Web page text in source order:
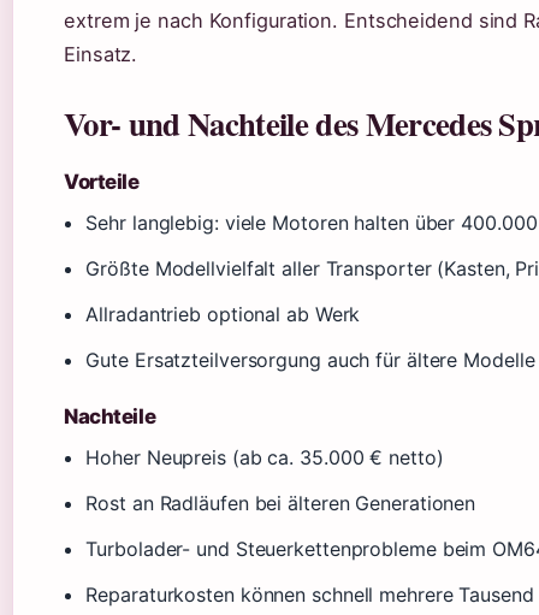
extrem je nach Konfiguration. Entscheidend sind
Einsatz.
Vor- und Nachteile des Mercedes
Vorteile
Sehr langlebig: viele Motoren halten über
Größte Modellvielfalt aller Transporter (Kasten,
Allradantrieb optional ab Werk
Gute Ersatzteilversorgung auch für ältere Modelle
Nachteile
Hoher Neupreis (ab ca. 35.000 € netto)
Rost an Radläufen bei älteren Generationen
Turbolader- und Steuerkettenprobleme beim
Reparaturkosten können schnell mehrere